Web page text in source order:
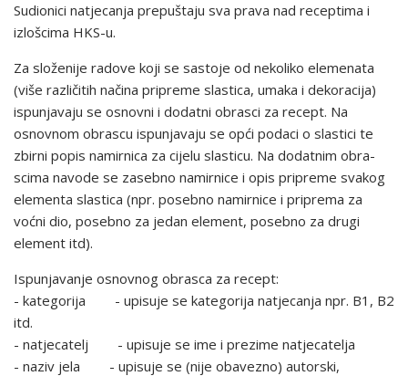
Sudionici natjecanja prepuštaju sva prava nad receptima i
izlošcima HKS-u.
Za složenije radove koji se sastoje od nekoliko elemenata
(više različitih načina pripreme slastica, umaka i dekoracija)
ispunjavaju se osnovni i dodatni obrasci za recept. Na
osnovnom obra­scu ispu­njavaju se opći podaci o slastici te
zbirni popis namirnica za cijelu slasticu. Na dodatnim obra­
scima navode se zasebno namirnice i opis pripreme svakog
elementa slastica (npr. posebno nami­rnice i priprema za
voćni dio, posebno za jedan element, posebno za drugi
element itd).
Ispunjavanje osnovnog obrasca za recept:
- kategorija - upisuje se kategorija natjecanja npr. B1, B2
itd.
- natjecatelj - upisuje se ime i prezime natjecatelja
- naziv jela - upisuje se (nije obavezno) autorski,